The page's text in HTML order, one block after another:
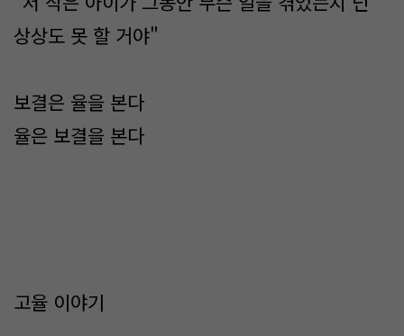
상상도 못 할 거야"
보결은 율을 본다
율은 보결을 본다
고율 이야기